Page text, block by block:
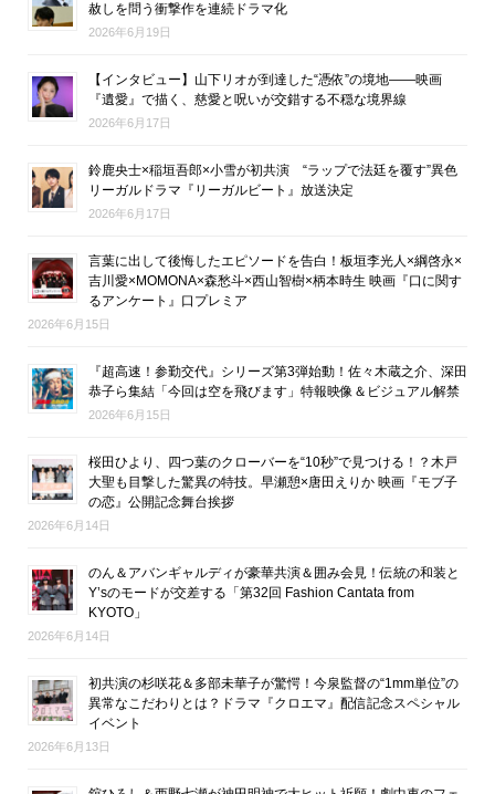
赦しを問う衝撃作を連続ドラマ化
2026年6月19日
【インタビュー】山下リオが到達した“憑依”の境地――映画
『遺愛』で描く、慈愛と呪いが交錯する不穏な境界線
2026年6月17日
鈴鹿央士×稲垣吾郎×小雪が初共演 “ラップで法廷を覆す”異色
リーガルドラマ『リーガルビート』放送決定
2026年6月17日
言葉に出して後悔したエピソードを告白！板垣李光人×綱啓永×
吉川愛×MOMONA×森愁斗×西山智樹×柄本時生 映画『口に関す
るアンケート』口プレミア
2026年6月15日
『超高速！参勤交代』シリーズ第3弾始動！佐々木蔵之介、深田
恭子ら集結「今回は空を飛びます」特報映像＆ビジュアル解禁
2026年6月15日
桜田ひより、四つ葉のクローバーを“10秒”で見つける！？木戸
大聖も目撃した驚異の特技。早瀬憩×唐田えりか 映画『モブ子
の恋』公開記念舞台挨拶
2026年6月14日
のん＆アバンギャルディが豪華共演＆囲み会見！伝統の和装と
Y’sのモードが交差する「第32回 Fashion Cantata from
KYOTO」
2026年6月14日
初共演の杉咲花＆多部未華子が驚愕！今泉監督の“1mm単位”の
異常なこだわりとは？ドラマ『クロエマ』配信記念スペシャル
イベント
2026年6月13日